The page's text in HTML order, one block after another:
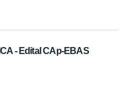
- Edital CAp-EBAS